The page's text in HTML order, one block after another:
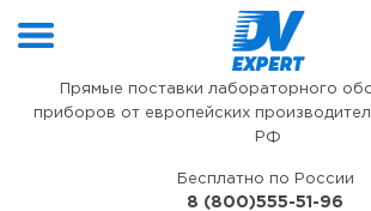
Прямые поставки лабораторного
приборов от европейских
РФ
Бесплатно по России
8 (800)555-51-96